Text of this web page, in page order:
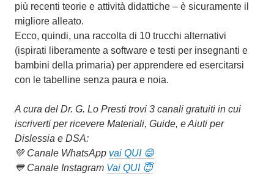
più recenti teorie e attività didattiche – è sicuramente il
migliore alleato.
Ecco, quindi, una raccolta di 10 trucchi alternativi
(ispirati liberamente a software e testi per insegnanti e
bambini della primaria) per apprendere ed esercitarsi
con le tabelline senza paura e noia.
A cura del Dr. G. Lo Presti trovi 3 canali gratuiti in cui
iscriverti per ricevere Materiali, Guide, e Aiuti per
Dislessia e DSA:
💚 Canale WhatsApp vai QUI 😄
💙 Canale Instagram Vai QUI 😇